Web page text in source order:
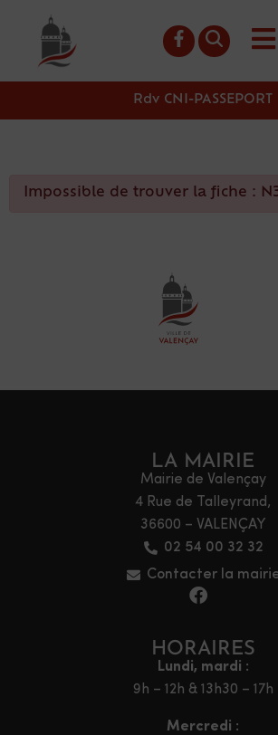
principal
Rdv CNI-PASSEPORT
Impossible de trouver la fiche :
LA MAIRIE
Mairie de Valençay
4 Rue de Talleyrand,
36600 – VALENÇAY
02 54 00 32 32
Contacter la
HORAIRES
Lundi, mardi :
9h – 12h & 13h30 – 17h
Mercredi :